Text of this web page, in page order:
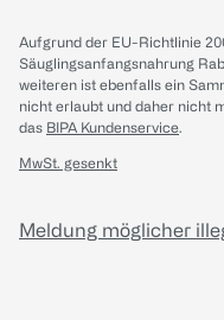
Aufgrund der EU-Richtlinie
Säuglingsanfangsnahrung
weiteren ist ebenfalls ein
nicht erlaubt und daher nicht
das BIPA Kundenservice.
MwSt. gesenkt
Meldung möglicher